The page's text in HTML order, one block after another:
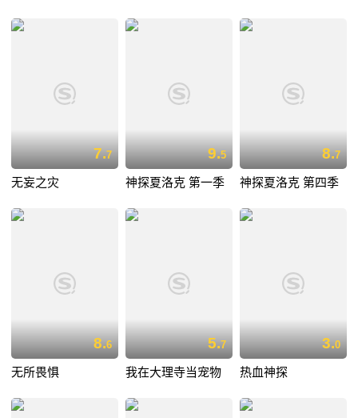
7.7
无妄之灾
9.5
神探夏洛克 第一季
8.7
神探夏洛克 第四季
8.6
无所畏惧
5.7
我在大理寺当宠物
3.0
热血神探